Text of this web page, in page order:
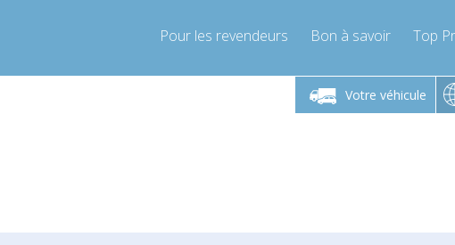
Pour les revendeurs Bon à savoir Top
Votre véhicule
Lundi-Vendredi 9h-17h Lundi-Vendredi 9h-17h
info@compressor-express.fr
Lundi-